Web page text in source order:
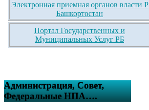
Электронная приемная органов власти Р
Башкортостан
Портал Государственных и
Муниципальных Услуг РБ
Администрация, Совет,
Федеральные НПА….